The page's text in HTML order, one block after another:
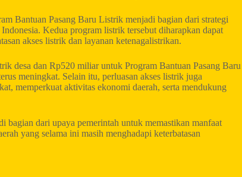
Bantuan Pasang Baru Listrik menjadi bagian dari strategi
Indonesia. Kedua program listrik tersebut diharapkan dapat
akses listrik dan layanan ketenagalistrikan.
desa dan Rp520 miliar untuk Program Bantuan Pasang Baru
meningkat. Selain itu, perluasan akses listrik juga
memperkuat aktivitas ekonomi daerah, serta mendukung
bagian dari upaya pemerintah untuk memastikan manfaat
yang selama ini masih menghadapi keterbatasan